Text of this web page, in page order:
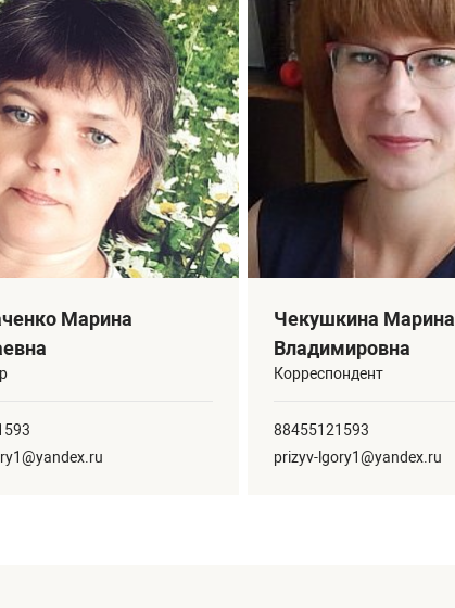
Марина
Чекушкина Марина
Владимировна
Корреспондент
88455121593
prizyv-lgory1@yandex.ru